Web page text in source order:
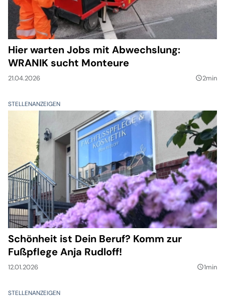
Hier warten Jobs mit Abwechslung:
WRANIK sucht Monteure
21.04.2026 query_builder2min
STELLENANZEIGEN
Schönheit ist Dein Beruf? Komm zur
Fußpflege Anja Rudloff!
12.01.2026 query_builder1min
STELLENANZEIGEN